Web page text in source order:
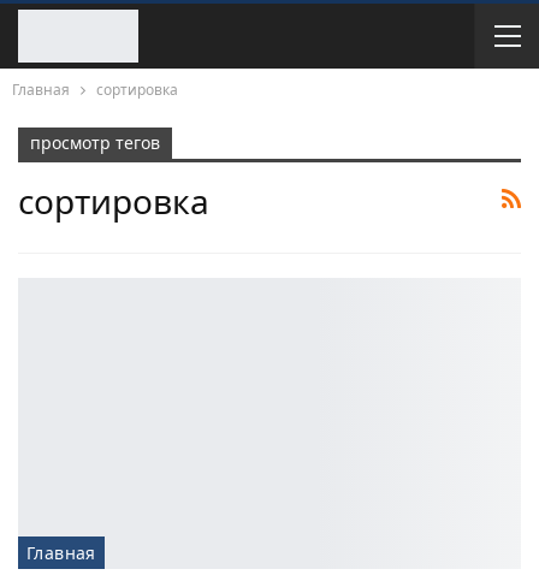
Главная сортировка
просмотр тегов
сортировка
Главная